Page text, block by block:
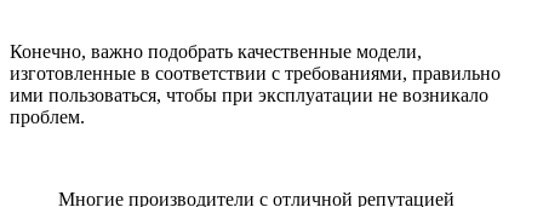
Конечно, важно подобрать качественные модели,
изготовленные в соответствии с требованиями, правильно
ими пользоваться, чтобы при эксплуатации не возникало
проблем.
Многие производители с отличной репутацией